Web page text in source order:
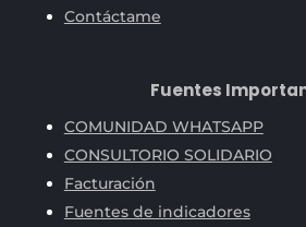
Contáctame
Fuentes
COMUNIDAD WHATSAPP
CONSULTORIO SOLIDARIO
Facturación
Fuentes de indicadores